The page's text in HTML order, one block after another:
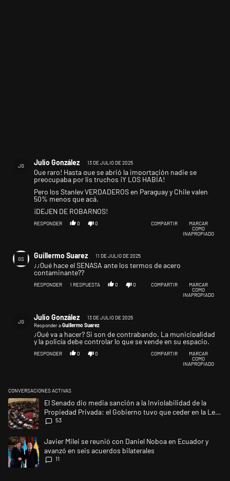
JG Julio González 13 DE JULIO DE 2025
Que raro! Hasta que se abrió la importación nadie se
preocupaba por lis truchos ¡Y LOS HABÍA!
Pero los Stanley VERDADEROS en Paraguay y Chile valen
50% menos que acá.
¡DEJEN DE ROBARNOS!
RESPONDER 0 0 COMPARTIR
MARCAR
COMO
INAPROPIADO
GS Guillermo Suarez 11 DE JULIO DE 2025
¿¿Qué hace el SENASA ante los termos de acero
contaminante??
RESPONDER 1 RESPUESTA 0 0 COMPARTIR
MARCAR
COMO
INAPROPIADO
JG
Julio González
13 DE JULIO DE 2025
Responder aGuillermo Suarez
¿Qué va a hacer? Si son de contrabando. La municipalidad
y la policía debe controlar lo que se vende en su espacio.
RESPONDER 0 0 COMPARTIR
MARCAR
COMO
INAPROPIADO
CONVERSACIONES ACTIVAS
Este listado muestra los artículos con más comentarios en los últimos
Un artículo de tendencia con el título "El Senado dio media sanción a
El Senado dio media sanción a la Inviolabilidad de la
Propiedad Privada: el Gobierno tuvo que ceder en la Ley
del Manejo del Fuego
53
Un artículo de tendencia con el título "Javier Milei se reunió con
Javier Milei se reunió con Daniel Noboa en Ecuador y
avanzó en seis acuerdos bilaterales
11